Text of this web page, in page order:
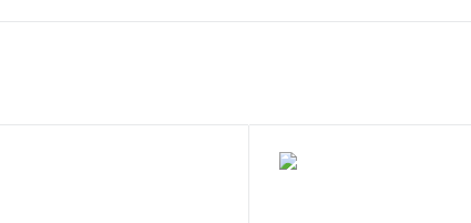
Сравнение
В корзину